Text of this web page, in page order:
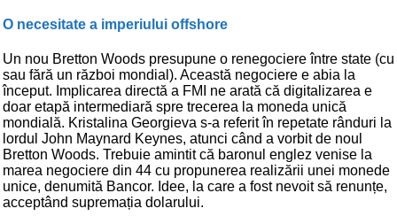
O necesitate a imperiului offshore
Un nou Bretton Woods presupune o renegociere între state (cu
sau fără un război mondial). Această negociere e abia la
început. Implicarea directă a FMI ne arată că digitalizarea e
doar etapă intermediară spre trecerea la moneda unică
mondială. Kristalina Georgieva s-a referit în repetate rânduri la
lordul John Maynard Keynes, atunci când a vorbit de noul
Bretton Woods. Trebuie amintit că baronul englez venise la
marea negociere din 44 cu propunerea realizării unei monede
unice, denumită Bancor. Idee, la care a fost nevoit să renunțe,
acceptând supremația dolarului.